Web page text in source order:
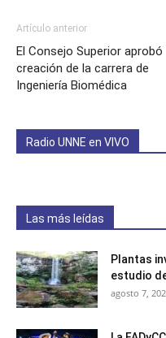
Artículo anterior
El Consejo Superior aprobó
creación de la carrera de
Ingeniería Biomédica
Radio UNNE en VIVO
Las más leídas
Plantas
estudio
agosto 7,